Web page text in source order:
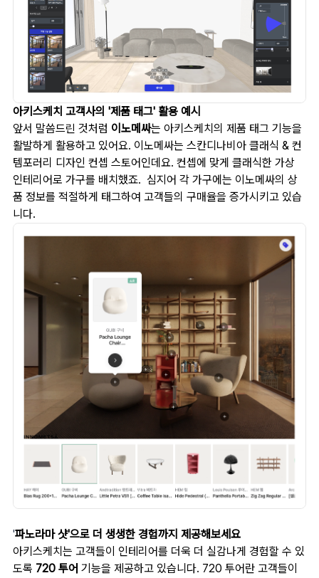
아키스케치 고객사의 '제품 태그' 활용 예시
앞서 말씀드린 것처럼 이노메싸는 아키스케치의 제품 태그 기능을
활발하게 활용하고 있어요. 이노메싸는 스칸디나비아 클래식 & 컨
템포러리 디자인 컨셉 스토어인데요. 컨셉에 맞게 클래식한 가상
인테리어로 가구를 배치했죠. 심지어 각 가구에는 이노메싸의 상
품 정보를 적절하게 태그하여 고객들의 구매율을 증가시키고 있습
니다.
'파노라마 샷'으로 더 생생한 경험까지 제공해보세요
아키스케치는 고객들이 인테리어를 더욱 더 실감나게 경험할 수 있
도록 720 투어 기능을 제공하고 있습니다. 720 투어란 고객들이